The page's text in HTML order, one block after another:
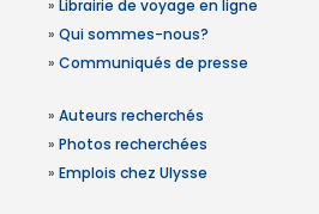
» Librairie de voyage en ligne
» Qui sommes-nous?
» Communiqués de presse
» Auteurs recherchés
» Photos recherchées
» Emplois chez Ulysse